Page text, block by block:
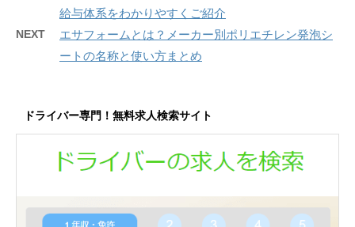
給与体系をわかりやすくご紹介
NEXT
エサフォームとは？メーカー別ポリエチレン発泡シ
ートの名称と使い方まとめ
ドライバー専門！無料求人検索サイト